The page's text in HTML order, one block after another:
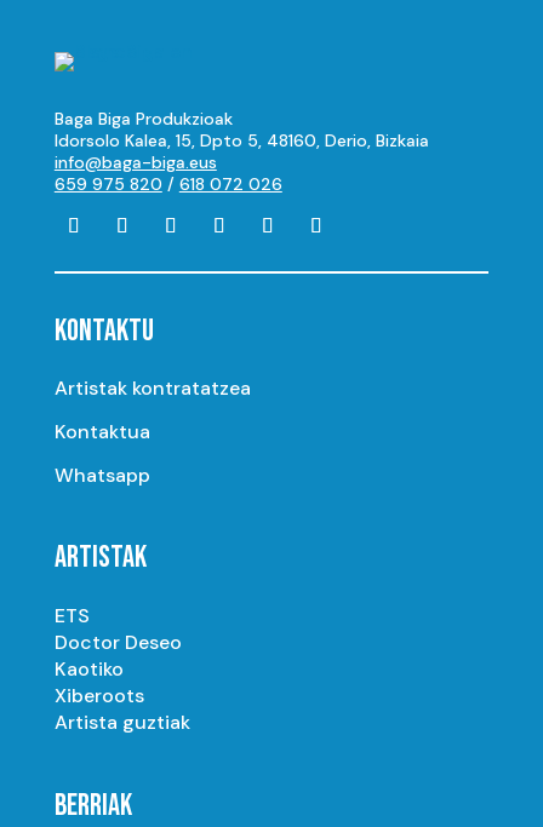
Baga Biga Produkzioak
Idorsolo Kalea, 15, Dpto 5, 48160, Derio, Bizkaia
info@baga-biga.eus
659 975 820 / 618 072 026
KONTAKTU
Artistak kontratatzea
Kontaktua
Whatsapp
ARTISTAK
ETS
Doctor Deseo
Kaotiko
Xiberoots
Artista guztiak
BERRIAK